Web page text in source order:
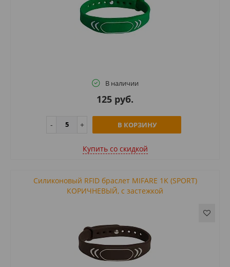
В наличии
125 руб.
В КОРЗИНУ
Купить cо скидкой
Силиконовый RFID браслет MIFARE 1K (SPORT)
КОРИЧНЕВЫЙ, с застежкой